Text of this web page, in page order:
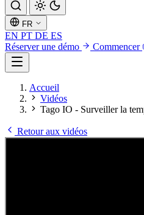
FR
EN PT DE ES
Réserver une démo
Commencer
Accueil
Vidéos
Tago IO - Surveiller la
Retour aux vidéos